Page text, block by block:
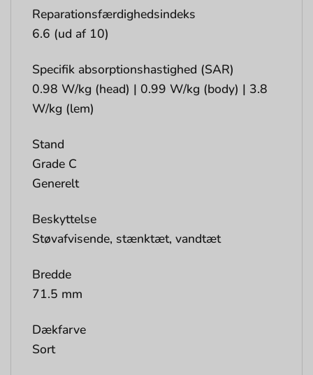
Reparationsfærdighedsindeks
6.6 (ud af 10)
Specifik absorptionshastighed (SAR)
0.98 W/kg (head) | 0.99 W/kg (body) | 3.8
W/kg (lem)
Stand
Grade C
Generelt
Beskyttelse
Støvafvisende, stænktæt, vandtæt
Bredde
71.5 mm
Dækfarve
Sort